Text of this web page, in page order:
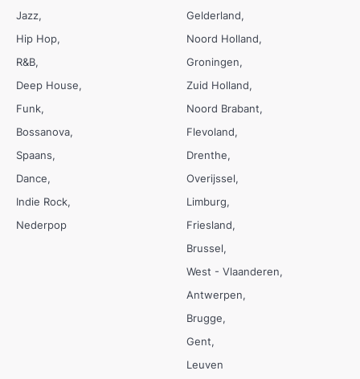
Jazz
Hip Hop
R&B
Deep House
Funk
Bossanova
Spaans
Dance
Indie Rock
Nederpop
Gelderland
Noord Holland
Groningen
Zuid Holland
Noord Brabant
Flevoland
Drenthe
Overijssel
Limburg
Friesland
Brussel
West - Vlaanderen
Antwerpen
Brugge
Gent
Leuven